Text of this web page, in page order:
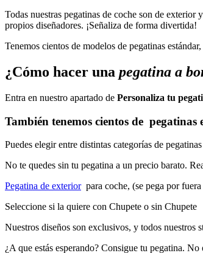
Todas nuestras pegatinas de coche son de
propios diseñadores. ¡Señaliza de forma divertida!
Tenemos cientos de modelos de pegatinas
¿Cómo hacer una pegatina a
Entra en nuestro apartado de Personaliza tu
También tenemos cientos de pegatinas
Puedes elegir entre distintas categorías de
No te quedes sin tu pegatina a un precio barato.
Pegatina de exteriorpara coche, (se pega por
Seleccione si la quiere con Chupete o sin Chupete
Nuestros diseños son exclusivos, y todos nuestros
¿A que estás esperando? Consigue tu pegatina.